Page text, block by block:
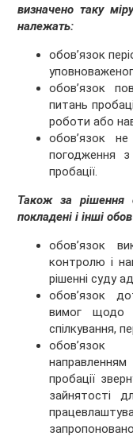
визначено таку
належать:
обов’язок
обов’язок
питань
роботи або
обов’язок
погодження
пробації.
Також за рішення
покладені і інші
обов’язок
контролю і
рішенні суду
обов’язок
вимог щодо
спілкування,
пробації
зайнятості